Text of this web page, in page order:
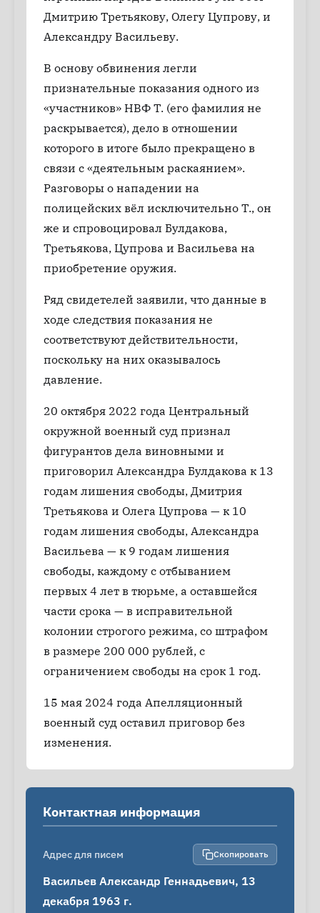
Дмитрию Третьякову, Олегу Цупрову, и
Александру Васильеву.
В основу обвинения легли
признательные показания одного из
«участников» НВФ Т. (его фамилия не
раскрывается), дело в отношении
которого в итоге было прекращено в
связи с «деятельным раскаянием».
Разговоры о нападении на
полицейских вёл исключительно Т., он
же и спровоцировал Булдакова,
Третьякова, Цупрова и Васильева на
приобретение оружия.
Ряд свидетелей заявили, что данные в
ходе следствия показания не
соответствуют действительности,
поскольку на них оказывалось
давление.
20 октября 2022 года Центральный
окружной военный суд признал
фигурантов дела виновными и
приговорил Александра Булдакова к 13
годам лишения свободы, Дмитрия
Третьякова и Олега Цупрова — к 10
годам лишения свободы, Александра
Васильева — к 9 годам лишения
свободы, каждому с отбыванием
первых 4 лет в тюрьме, а оставшейся
части срока — в исправительной
колонии строгого режима, со штрафом
в размере 200 000 рублей, с
ограничением свободы на срок 1 год.
15 мая 2024 года Апелляционный
военный суд оставил приговор без
изменения.
Контактная информация
Адрес для писем Скопировать
Васильев Александр Геннадьевич, 13
декабря 1963 г.